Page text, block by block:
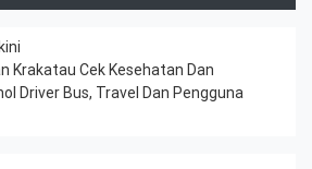
Krakatau Cek Kesehatan Dan
Driver Bus, Travel Dan Pengguna